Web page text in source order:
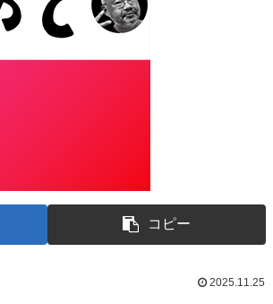
コピー
2025.11.25